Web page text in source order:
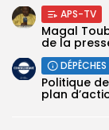
APS-TV
Magal
de la
DÉPÊCHES
Politique
plan